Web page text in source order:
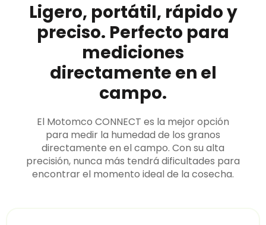
Ligero, portátil, rápido y
preciso. Perfecto para
mediciones
directamente en el
campo.
El Motomco CONNECT es la mejor opción
para medir la humedad de los granos
directamente en el campo. Con su alta
precisión, nunca más tendrá dificultades para
encontrar el momento ideal de la cosecha.